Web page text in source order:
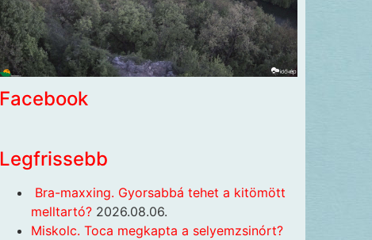
Facebook
Legfrissebb
Bra-maxxing. Gyorsabbá tehet a kitömött
melltartó? 2026.08.06.
Miskolc. Toca megkapta a selyemzsinórt?